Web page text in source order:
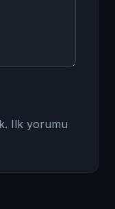
Ilk yorumu